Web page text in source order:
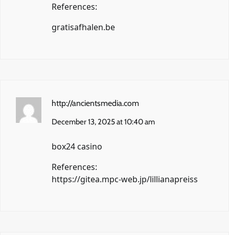
References:
gratisafhalen.be
http://ancientsmedia.com
December 13, 2025 at 10:40 am
box24 casino
References:
https://gitea.mpc-web.jp/lillianapreiss